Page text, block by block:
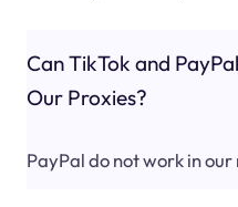
Can TikTok and
Our Proxies?
PayPal do not work in